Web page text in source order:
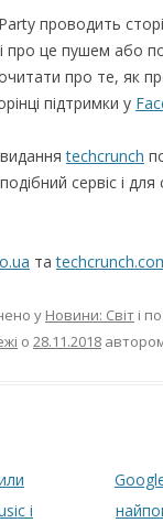
проводить
про це пушем або
про те, як
підтримки у
techcrunch
сервіс і для
та
у Новини: Світ і
о 28.11.2018
і